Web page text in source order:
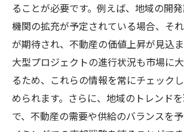
査定に用いられる評価基準の
査定価格に影響を与える要因
査定書の読み方と分析法
価格交渉における査定情報の
査定結果をもとに資産計画を
市場調査の重要性城東区における
とは
ることが必要です。例えば、地域の開
機関の拡充が予定されている場合、そ
が期待され、不動産の価値上昇が見込ま
大型プロジェクトの進行状況も市場に
るため、これらの情報を常にチェック
められます。さらに、地域のトレンド
で、不動産の需要や供給のバランスを